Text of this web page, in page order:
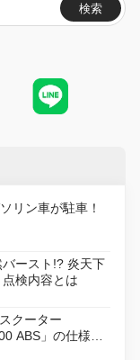
検索
リン車が駐車！
ースト!? 炎天下
検内容とは
クーター
ABS」の仕様を